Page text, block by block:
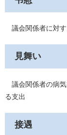
議会関係者に対す
見舞い
議会関係者の病気
る支出
接遇